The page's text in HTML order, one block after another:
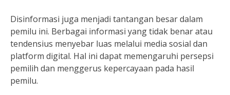
Disinformasi juga menjadi tantangan besar dalam
pemilu ini. Berbagai informasi yang tidak benar atau
tendensius menyebar luas melalui media sosial dan
platform digital. Hal ini dapat memengaruhi persepsi
pemilih dan menggerus kepercayaan pada hasil
pemilu.